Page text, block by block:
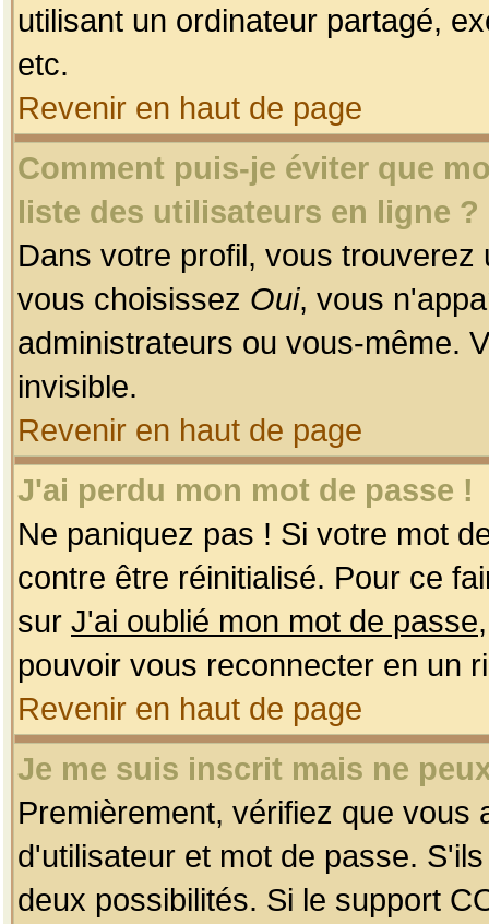
utilisant un ordinateur partagé,
etc.
Revenir en haut de page
Comment puis-je éviter que
liste des utilisateurs en ligne ?
Dans votre profil, vous
vous choisissez Oui, vous
administrateurs ou vous-même.
invisible.
Revenir en haut de page
J'ai perdu mon mot de passe !
Ne paniquez pas ! Si votre mot
contre être réinitialisé. Pour ce
sur J'ai oublié mon mot de passe
pouvoir vous reconnecter en un
Revenir en haut de page
Je me suis inscrit mais ne
Premièrement, vérifiez que
d'utilisateur et mot de passe.
deux possibilités. Si le support